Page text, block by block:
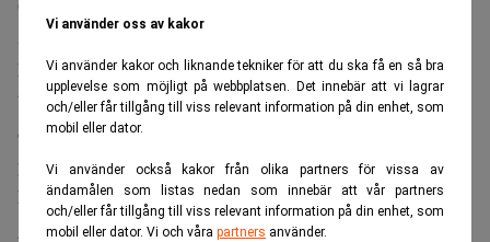
Vi använder oss av kakor
Vi använder kakor och liknande tekniker för att du ska få en så bra
upplevelse som möjligt på webbplatsen. Det innebär att vi lagrar
och/eller får tillgång till viss relevant information på din enhet, som
mobil eller dator.
Vi använder också kakor från olika partners för vissa av
ändamålen som listas nedan som innebär att vår partners
och/eller får tillgång till viss relevant information på din enhet, som
mobil eller dator. Vi och våra partners använder.
Och Sicko skrämmer den arbetande medelklassen på ett
Med ett antal hjärtknipande exempel målar Moore upp en
bild av giriga försäkringsbolag som bara kan tjäna pengar
om de slutar betala vårdkostnaderna för riktigt sjuka
patienter. Och han lyckas ruskigt väl.
När en patient börjar bli för dyr för försäkringsbolagen
går de igenom patientens försäkringsansökan och tidigare